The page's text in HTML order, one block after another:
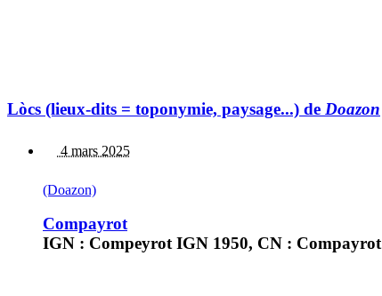
Lòcs (lieux-dits = toponymie, paysage...) de Doazon
4 mars 2025
(Doazon)
Compayrot
IGN : Compeyrot IGN 1950, CN : Compayrot